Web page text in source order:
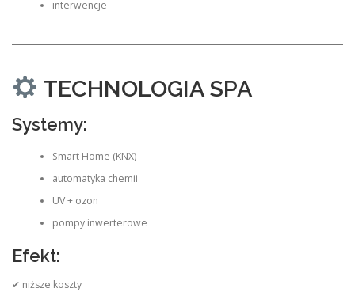
interwencje
TECHNOLOGIA SPA
Systemy:
Smart Home (KNX)
automatyka chemii
UV + ozon
pompy inwerterowe
Efekt:
✔ niższe koszty